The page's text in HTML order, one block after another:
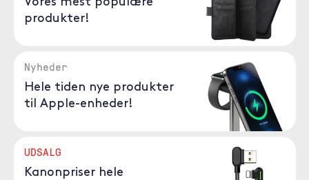
produkter!
Nyheder
Hele tiden nye produkter
til Apple-enheder!
UDSALG
Kanonpriser hele